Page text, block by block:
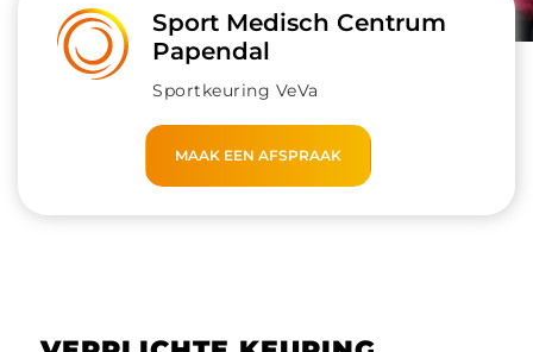
Sport Medisch Centrum
Papendal
Sportkeuring VeVa
MAAK EEN AFSPRAAK